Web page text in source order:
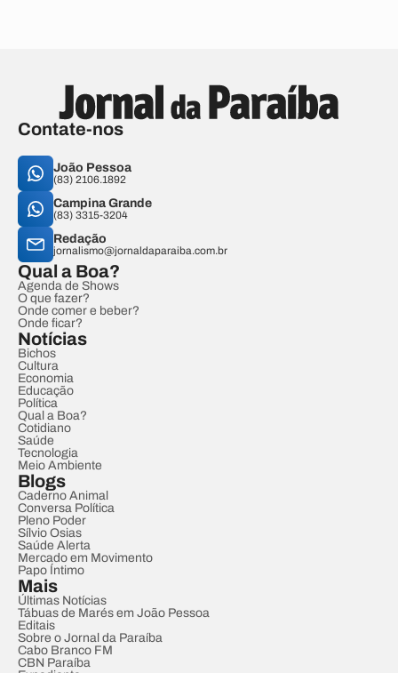
Contate-nos
João Pessoa
(83) 2106.1892
Campina Grande
(83) 3315-3204
Redação
jornalismo@jornaldaparaiba.com.br
Qual a Boa?
Agenda de Shows
O que fazer?
Onde comer e beber?
Onde ficar?
Notícias
Bichos
Cultura
Economia
Educação
Política
Qual a Boa?
Cotidiano
Saúde
Tecnologia
Meio Ambiente
Blogs
Caderno Animal
Conversa Política
Pleno Poder
Sílvio Osias
Saúde Alerta
Mercado em Movimento
Papo Íntimo
Mais
Últimas Notícias
Tábuas de Marés em João Pessoa
Editais
Sobre o Jornal da Paraíba
Cabo Branco FM
CBN Paraíba